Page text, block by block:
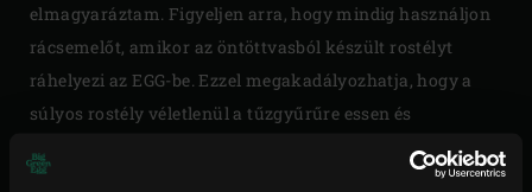
elmagyaráztam. Figyeljen arra, hogy mindig használjon
rácsemelőt, amikor az öntöttvasból készült rostélyt
ráhelyezi az EGG-be. Ezzel megakadályozhatja, hogy a
súlyos rostély véletlenül a tűzgyűrűre essen és
megrepedjen. Mindig lassan hagyja felmelegedni a
rostélyt a Big Green Eggben (vagyis soha ne helyezze a